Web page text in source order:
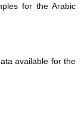
for the Arabic
available for the